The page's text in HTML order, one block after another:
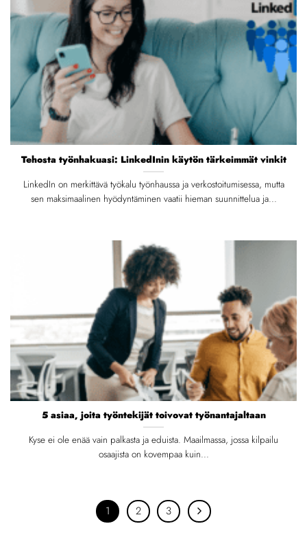
Tehosta työnhakuasi: LinkedInin käytön tärkeimmät vinkit
LinkedIn on merkittävä työkalu työnhaussa ja verkostoitumisessa, mutta
sen maksimaalinen hyödyntäminen vaatii hieman suunnittelua ja...
5 asiaa, joita työntekijät toivovat työnantajaltaan
Kyse ei ole enää vain palkasta ja eduista. Maailmassa, jossa kilpailu
osaajista on kovempaa kuin...
1 2 3